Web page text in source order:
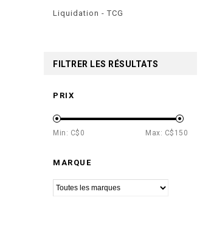
Liquidation - TCG
FILTRER LES RÉSULTATS
PRIX
Min: C$ 0 Max: C$ 150
MARQUE